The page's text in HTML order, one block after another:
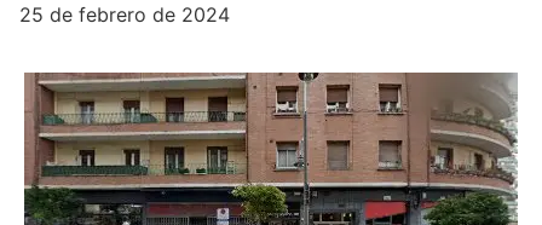
25 de febrero de 2024